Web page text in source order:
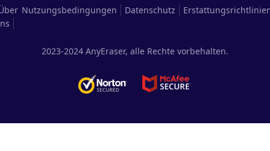
2023-2024 AnyEraser, alle Rechte vorbehalten.
Nutzungsbedingungen Datenschutz